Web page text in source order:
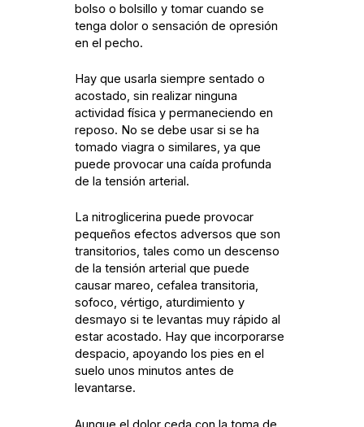
bolso o bolsillo y tomar cuando se
tenga dolor o sensación de opresión
en el pecho.
Hay que usarla siempre sentado o
acostado, sin realizar ninguna
actividad física y permaneciendo en
reposo. No se debe usar si se ha
tomado viagra o similares, ya que
puede provocar una caída profunda
de la tensión arterial.
La nitroglicerina puede provocar
pequeños efectos adversos que son
transitorios, tales como un descenso
de la tensión arterial que puede
causar mareo, cefalea transitoria,
sofoco, vértigo, aturdimiento y
desmayo si te levantas muy rápido al
estar acostado. Hay que incorporarse
despacio, apoyando los pies en el
suelo unos minutos antes de
levantarse.